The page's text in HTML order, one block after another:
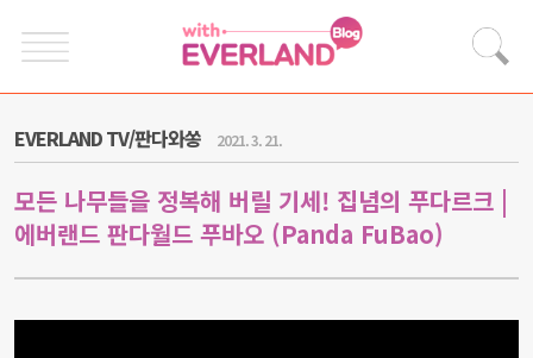
EVERLAND TV/판다와쏭 2021. 3. 21.
모든 나무들을 정복해 버릴 기세! 집념의 푸다르크 |
에버랜드 판다월드 푸바오 (Panda FuBao)